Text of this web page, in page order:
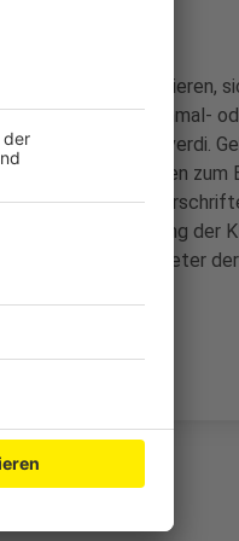
Stadtspitze appellieren,
Denn Einmal-
Gewerkschaft verdi.
Denn nur so würden zum
verlieren. Die
die Geschäftsführung der
Markt an Vertreter